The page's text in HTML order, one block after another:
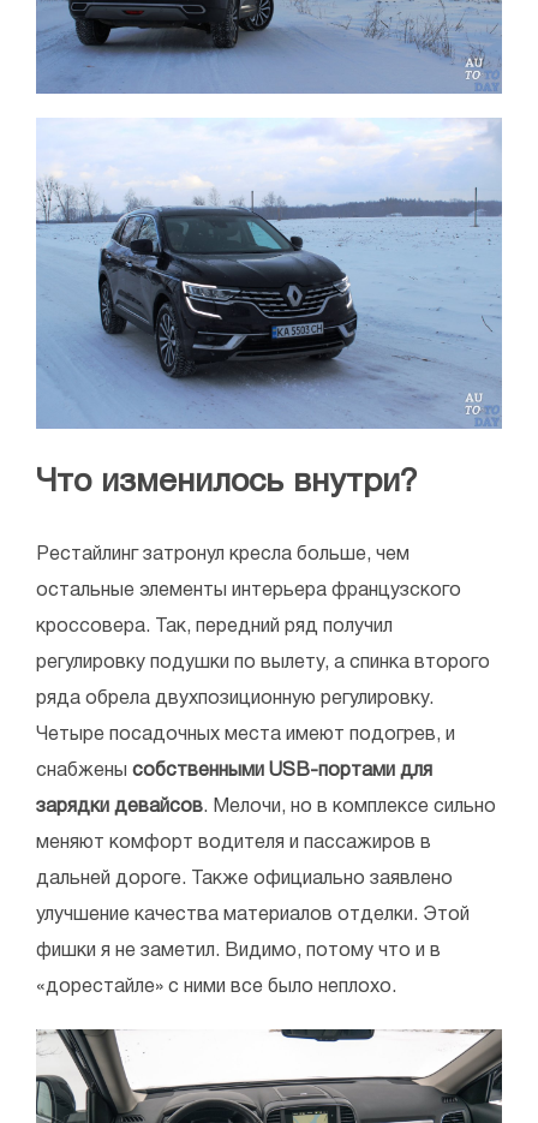
Что изменилось внутри?
Рестайлинг затронул кресла больше, чем
остальные элементы интерьера французского
кроссовера. Так, передний ряд получил
регулировку подушки по вылету, а спинка второго
ряда обрела двухпозиционную регулировку.
Четыре посадочных места имеют подогрев, и
снабжены собственными USB-портами для
зарядки девайсов. Мелочи, но в комплексе сильно
меняют комфорт водителя и пассажиров в
дальней дороге. Также официально заявлено
улучшение качества материалов отделки. Этой
фишки я не заметил. Видимо, потому что и в
«дорестайле» с ними все было неплохо.